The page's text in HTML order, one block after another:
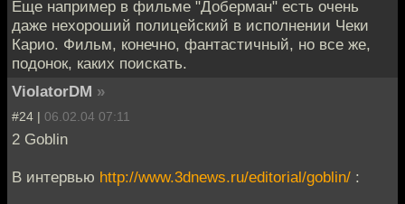
Еще например в фильме "Доберман" есть очень
даже нехороший полицейский в исполнении Чеки
Карио. Фильм, конечно, фантастичный, но все же,
подонок, каких поискать.
ViolatorDM »
#24 | 06.02.04 07:11
2 Goblin
В интервью http://www.3dnews.ru/editorial/goblin/ :